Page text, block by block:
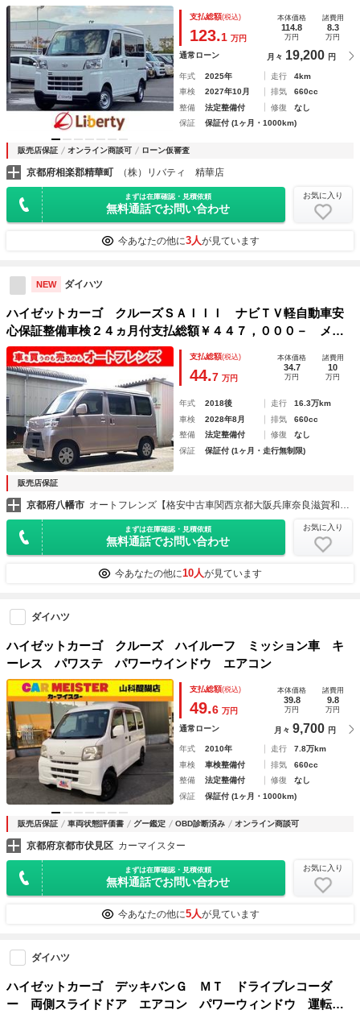
ライドドア アイドリングストップ ＥＳＣ エアコン 運転
席エアバッグ
支払総額(税込)
123.1 万円
本体価格
114.8
万円
諸費用
8.3
万円
通常ローン 月々 19,200 円
年式 2025年 走行
4km
車検
2027年10月 排気
660cc
整備
法定整備付 修復
なし
保証
保証付 (1ヶ月・1000km)
販売店保証 オンライン商談可 ローン仮審査
京都府相楽郡精華町 （株）リバティ 精華店
まずは在庫確認・見積依頼
無料通話でお問い合わせ
お気に入り
今あなたの他に3人が見ています
NEW ダイハツ
ハイゼットカーゴ クルーズＳＡＩＩＩ ナビＴＶ軽自動車安
心保証整備車検２４ヵ月付支払総額￥４４７，０００－ メモ
リーナビ フルセグＴＶ ４速オートマチック アイドリング
ストップ レーダーブレーキサポート キープレーンアシス
ト 車検整備付
支払総額(税込)
44.7 万円
本体価格
34.7
万円
諸費用
10
万円
年式 2018後 走行
16.3万km
車検
2028年8月 排気
660cc
整備
法定整備付 修復
なし
保証
保証付 (1ヶ月・走行無制限)
販売店保証
京都府八幡市
まずは在庫確認・見積依頼
無料通話でお問い合わせ
お気に入り
今あなたの他に10人が見ています
ダイハツ
ハイゼットカーゴ クルーズ ハイルーフ ミッション車 キ
ーレス パワステ パワーウインドウ エアコン
支払総額(税込)
49.6 万円
本体価格
39.8
万円
諸費用
9.8
万円
通常ローン 月々 9,700 円
年式 2010年 走行
7.8万km
車検
車検整備付 排気
660cc
整備
法定整備付 修復
なし
保証
保証付 (1ヶ月・1000km)
販売店保証 車両状態評価書 グー鑑定 OBD診断済み オンライン商談可
京都府京都市伏見区 カーマイスター
まずは在庫確認・見積依頼
無料通話でお問い合わせ
お気に入り
今あなたの他に5人が見ています
ダイハツ
ハイゼットカーゴ デッキバンＧ ＭＴ ドライブレコーダ
ー 両側スライドドア エアコン パワーウィンドウ 運転席